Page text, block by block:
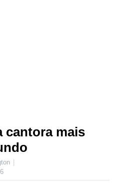
cantora mais